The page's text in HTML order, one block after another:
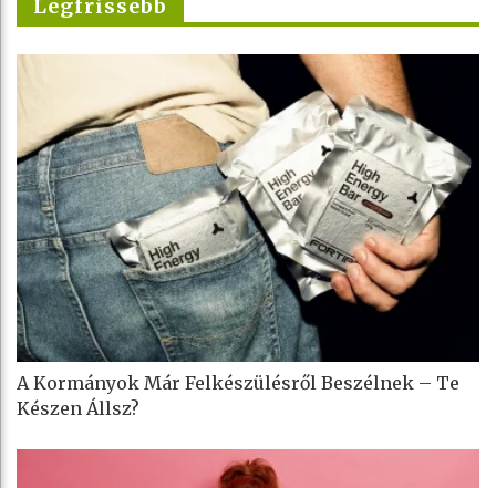
Legfrissebb
A Kormányok Már Felkészülésről Beszélnek – Te
Készen Állsz?